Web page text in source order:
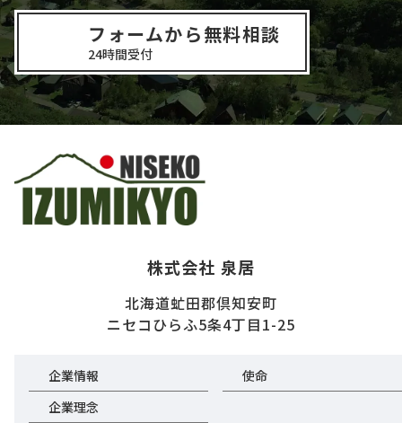
フォームから無料相談
24時間受付
株式会社 泉居
北海道虻田郡倶知安町
ニセコひらふ5条4丁目1-25
企業情報
使命
企業理念